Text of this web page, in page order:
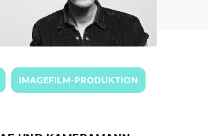
IMAGEFILM-PRODUKTION